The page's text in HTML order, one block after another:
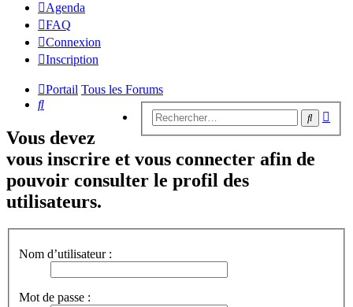
Agenda
FAQ
Connexion
Inscription
Portail Tous les Forums
Rechercher
Vous devez
vous inscrire et vous connecter afin de
pouvoir consulter le profil des
utilisateurs.
Nom d’utilisateur :
Mot de passe :